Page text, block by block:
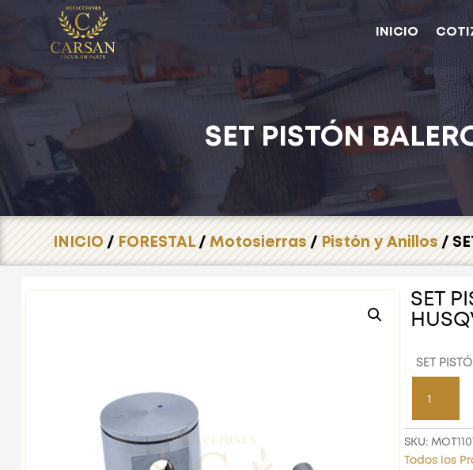
INICIO
SET PISTÓN
INICIO/FORESTAL/Motosierras/Pistón y Anillos/
SET
SET
PISTÓN
BALERO
Y
ANILLO
SKU:
Todos los